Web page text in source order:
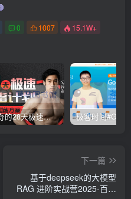
0 1007 15.1W+
闫帅奇的28天极速减脂计划 – 网盘分享 – 下载
下一篇
基于deepseek的大模型
RAG 进阶实战营2025-百度